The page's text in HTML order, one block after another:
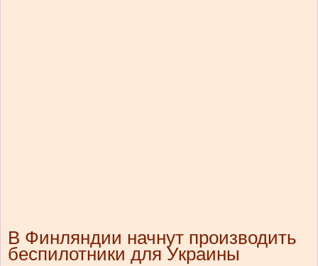
В Финляндии начнут производить
беспилотники для Украины